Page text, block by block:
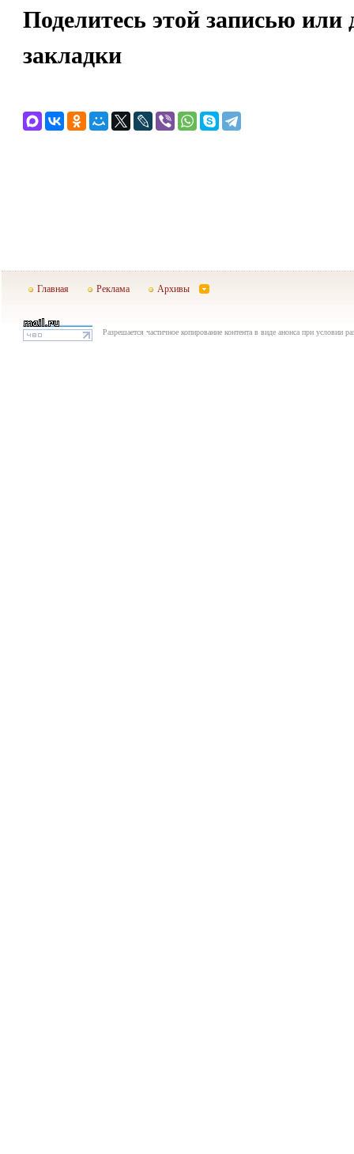
Поделитесь этой записью или
закладки
Главная Реклама Архивы
Разрешается частичное копирование контента в виде анонса при условии